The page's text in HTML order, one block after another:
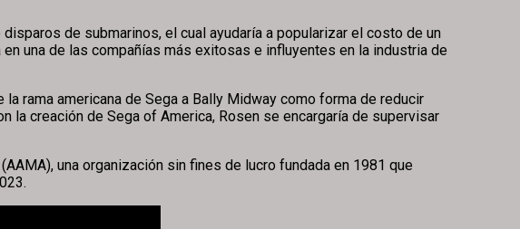
de submarinos, el cual ayudaría a popularizar el costo de un
una de las compañías más exitosas e influyentes en la industria de
rama americana de Sega a Bally Midway como forma de reducir
la creación de Sega of America, Rosen se encargaría de supervisar
una organización sin fines de lucro fundada en 1981 que